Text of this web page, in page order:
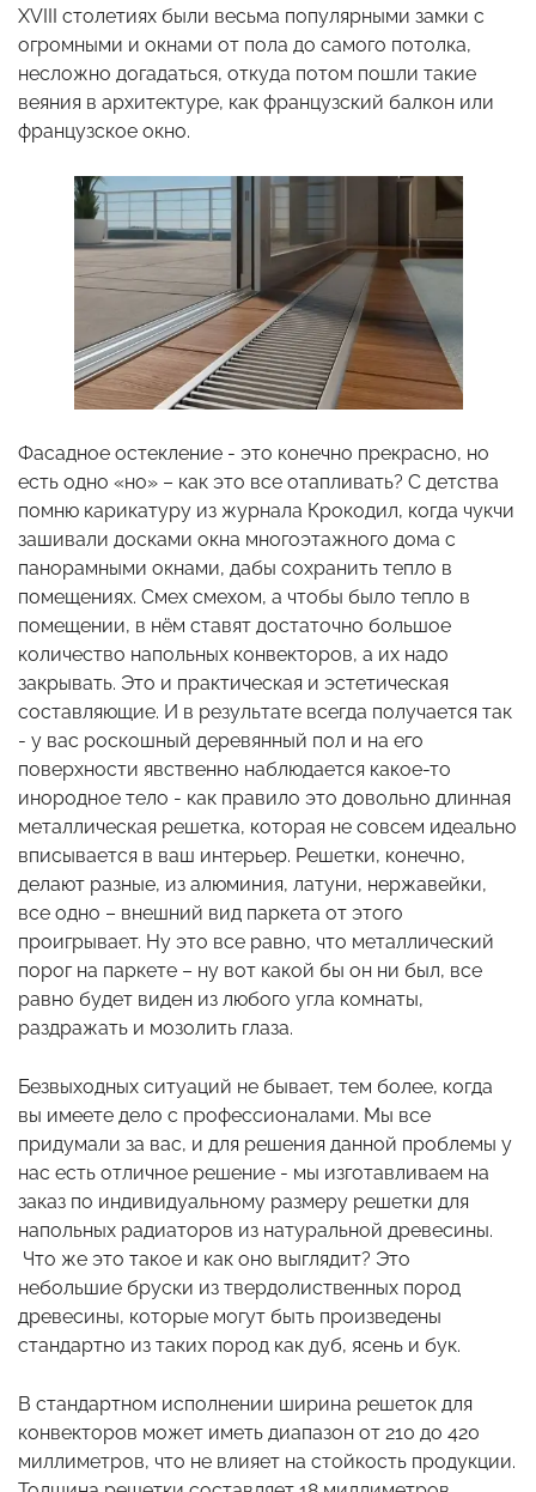
XVIII столетиях были весьма популярными замки с
огромными и окнами от пола до самого потолка,
несложно догадаться, откуда потом пошли такие
веяния в архитектуре, как французский балкон или
французское окно.
Фасадное остекление - это конечно прекрасно, но
есть одно «но» – как это все отапливать? С детства
помню карикатуру из журнала Крокодил, когда чукчи
зашивали досками окна многоэтажного дома с
панорамными окнами, дабы сохранить тепло в
помещениях. Смех смехом, а чтобы было тепло в
помещении, в нём ставят достаточно большое
количество напольных конвекторов, а их надо
закрывать. Это и практическая и эстетическая
составляющие. И в результате всегда получается так
- у вас роскошный деревянный пол и на его
поверхности явственно наблюдается какое-то
инородное тело - как правило это довольно длинная
металлическая решетка, которая не совсем идеально
вписывается в ваш интерьер. Решетки, конечно,
делают разные, из алюминия, латуни, нержавейки,
все одно – внешний вид паркета от этого
проигрывает. Ну это все равно, что металлический
порог на паркете – ну вот какой бы он ни был, все
равно будет виден из любого угла комнаты,
раздражать и мозолить глаза.
Безвыходных ситуаций не бывает, тем более, когда
вы имеете дело с профессионалами. Мы все
придумали за вас, и для решения данной проблемы у
нас есть отличное решение - мы изготавливаем на
заказ по индивидуальному размеру решетки для
напольных радиаторов из натуральной древесины.
Что же это такое и как оно выглядит? Это
небольшие бруски из твердолиственных пород
древесины, которые могут быть произведены
стандартно из таких пород как дуб, ясень и бук.
В стандартном исполнении ширина решеток для
конвекторов может иметь диапазон от 210 до 420
миллиметров, что не влияет на стойкость продукции.